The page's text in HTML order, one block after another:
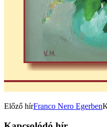
Előző hírFranco Nero Egerben